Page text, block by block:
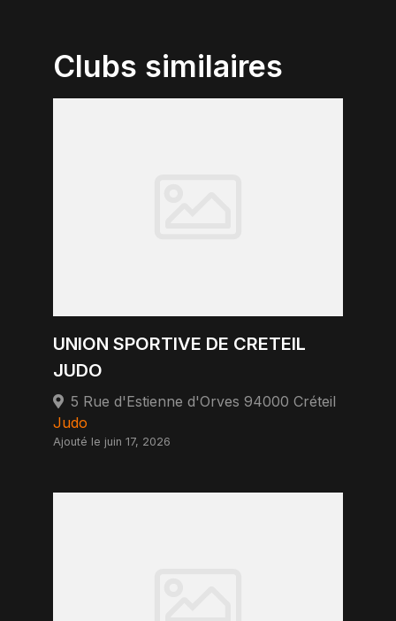
Clubs similaires
UNION SPORTIVE DE CRETEIL
JUDO
5 Rue d'Estienne d'Orves 94000 Créteil
Judo
Ajouté le juin 17, 2026